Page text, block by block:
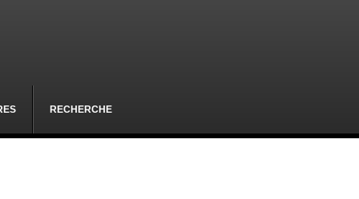
RECHERCHE